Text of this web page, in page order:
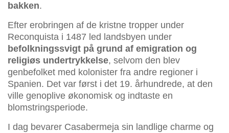
bakken.
Efter erobringen af de kristne tropper under
Reconquista i 1487 led landsbyen under
befolkningssvigt på grund af emigration og
religiøs undertrykkelse, selvom den blev
genbefolket med kolonister fra andre regioner i
Spanien. Det var først i det 19. århundrede, at den
ville genoplive økonomisk og indtaste en
blomstringsperiode.
I dag bevarer Casabermeja sin landlige charme og